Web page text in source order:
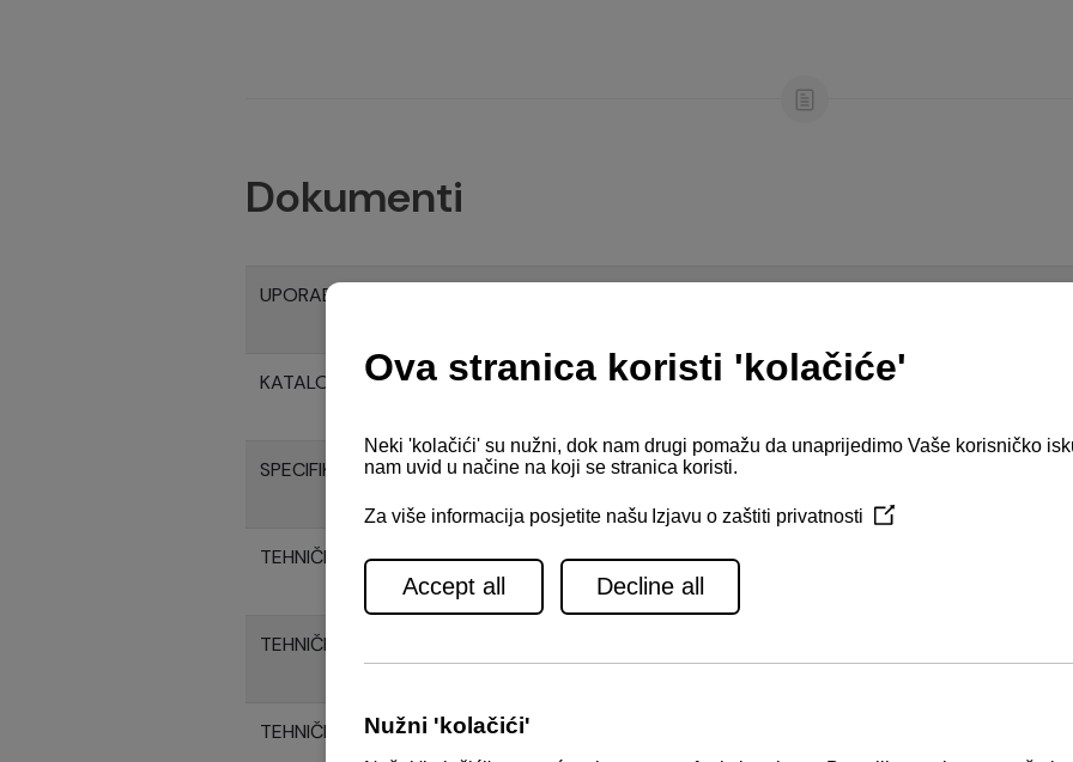
Dokumenti
UPORABNI PRIRUČNIK MOTORA 6LY400/440
KATALOG MOTORA 6LY400/440
SPECIFIKACIJE MOTORA 6LY400/440
TEHNIČKI NACRTI MOTORA 6LY400/440 S KMH61V V-DRIVE GEARBOX
TEHNIČKI NACRTI KONTROLNOG SUSTAVA MOTORA- DRIVE ECU
TEHNIČKI NACRTI KONTROLNOG SUSTAVA MOTORA- HELM ECU